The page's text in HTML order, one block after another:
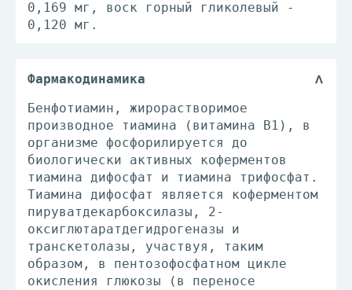
0,169 мг, воск горный гликолевый -
0,120 мг.
Фармакодинамика
Бенфотиамин, жирорастворимое
производное тиамина (витамина В1), в
организме фосфорилируется до
биологически активных коферментов
тиамина дифосфат и тиамина трифосфат.
Тиамина дифосфат является коферментом
пируватдекарбоксилазы, 2-
оксиглютаратдегидрогеназы и
транскетолазы, участвуя, таким
образом, в пентозофосфатном цикле
окисления глюкозы (в переносе